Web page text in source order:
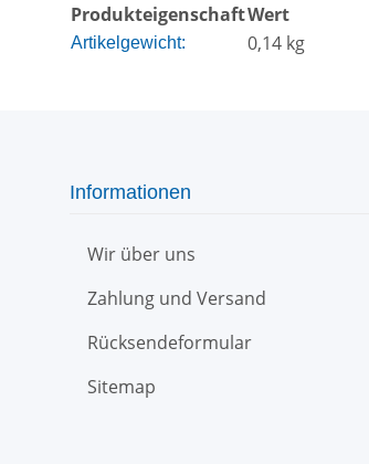
ProdukteigenschaftWert
Artikelgewicht: 0,14 kg
Informationen
Wir über uns
Zahlung und Versand
Rücksendeformular
Sitemap